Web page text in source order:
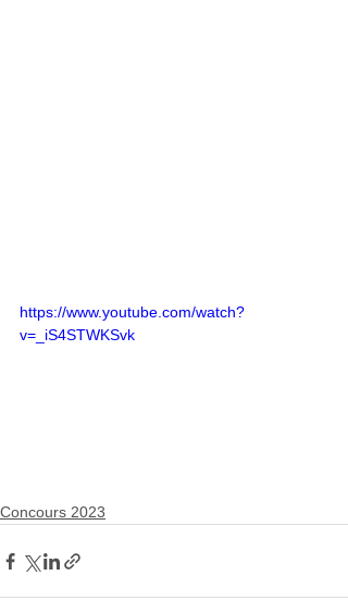
https://www.youtube.com/watch?
v=_iS4STWKSvk
Concours 2023